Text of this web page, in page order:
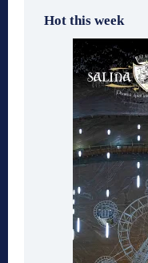
Hot this week